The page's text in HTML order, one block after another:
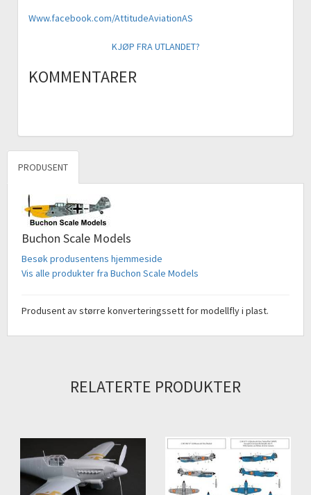
Www.facebook.com/AttitudeAviationAS
KJØP FRA UTLANDET?
KOMMENTARER
PRODUSENT
Buchon Scale Models
Besøk produsentens hjemmeside
Vis alle produkter fra Buchon Scale Models
Produsent av større konverteringssett for modellfly i plast.
RELATERTE PRODUKTER